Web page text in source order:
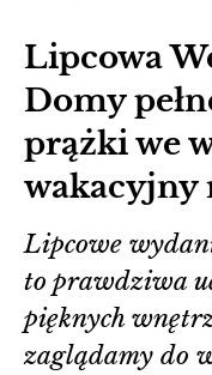
Lipcowa
Domy
prążki we
wakacyjny
Lipcowe
to prawdziwa
pięknych
zaglądamy do